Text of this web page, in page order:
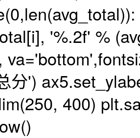
'%.2f' %
分')
400)